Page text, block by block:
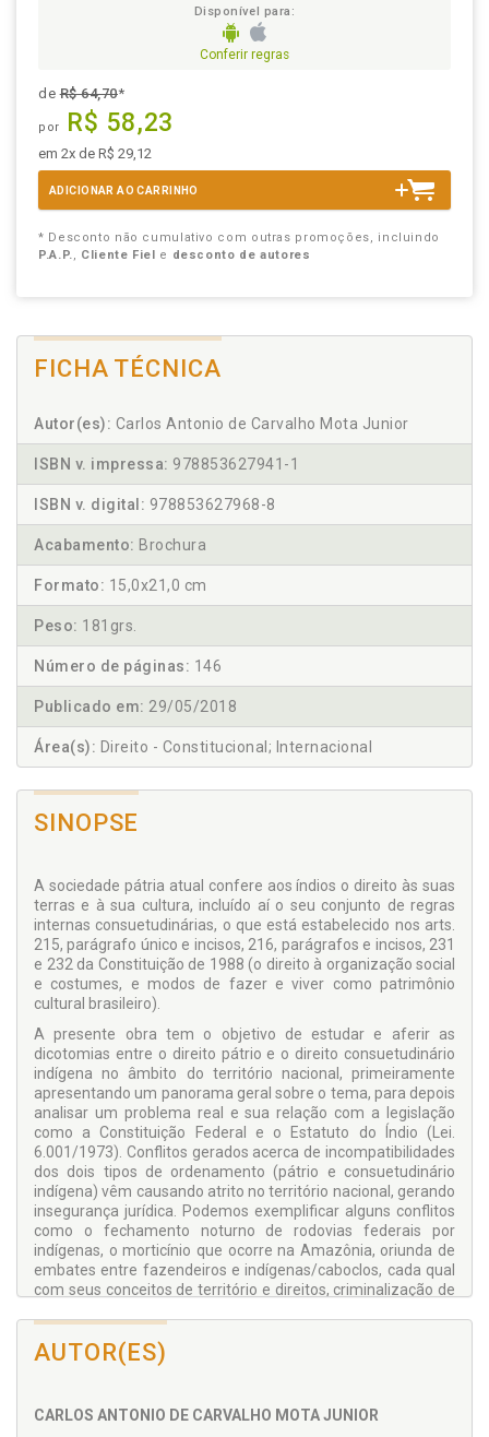
Disponível para:
Conferir regras
deR$ 64,70*
por R$ 58,23
em 2x de R$ 29,12
ADICIONAR AO CARRINHO
* Desconto não cumulativo com outras promoções, incluindo
P.A.P., Cliente Fiel e desconto de autores
FICHA TÉCNICA
Autor(es): Carlos Antonio de Carvalho Mota Junior
ISBN v. impressa: 978853627941-1
ISBN v. digital: 978853627968-8
Acabamento: Brochura
Formato: 15,0x21,0 cm
Peso: 181grs.
Número de páginas: 146
Publicado em: 29/05/2018
Área(s): Direito - Constitucional; Internacional
SINOPSE
A sociedade pátria atual confere aos índios o direito às suas
terras e à sua cultura, incluído aí o seu conjunto de regras
internas consuetudinárias, o que está estabelecido nos arts.
215, parágrafo único e incisos, 216, parágrafos e incisos, 231
e 232 da Constituição de 1988 (o direito à organização social
e costumes, e modos de fazer e viver como patrimônio
cultural brasileiro).
A presente obra tem o objetivo de estudar e aferir as
dicotomias entre o direito pátrio e o direito consuetudinário
indígena no âmbito do território nacional, primeiramente
apresentando um panorama geral sobre o tema, para depois
analisar um problema real e sua relação com a legislação
como a Constituição Federal e o Estatuto do Índio (Lei.
6.001/1973). Conflitos gerados acerca de incompatibilidades
dos dois tipos de ordenamento (pátrio e consuetudinário
indígena) vêm causando atrito no território nacional, gerando
insegurança jurídica. Podemos exemplificar alguns conflitos
como o fechamento noturno de rodovias federais por
indígenas, o morticínio que ocorre na Amazônia, oriunda de
embates entre fazendeiros e indígenas/caboclos, cada qual
com seus conceitos de território e direitos, criminalização de
incidido em tipos penais e penais/ambientais. Para alcançar
tais objetivos foi empregada a abordagem dedutiva. No que
concerne a esse critério parte-se do estudo das normas
Americano e do pluralismo jurídico para abordar casos
AUTOR(ES)
CARLOS ANTONIO DE CARVALHO MOTA JUNIOR